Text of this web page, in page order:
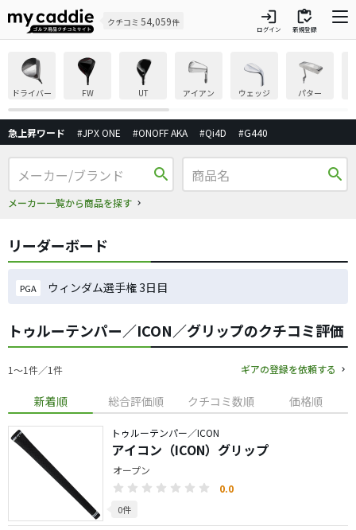
クチコミ 54,059件 login
ログイン
inventory
新規登録
ドライバー FW UT アイアン ウェッジ パター
急上昇ワード #JPX ONE #ONOFF AKA #Qi4D #G440
search
メーカー一覧から商品を探す
search
リーダーボード
PGA ウィンダム選手権 3日目
トゥルーテンパー／ICON／グリップのクチコミ評価
1〜1件／1件 ギアの登録を依頼する
新着順 総合評価順 クチコミ数順 価格順
トゥルーテンパー／ICON
アイコン（ICON）グリップ
オープン
0.0
0件